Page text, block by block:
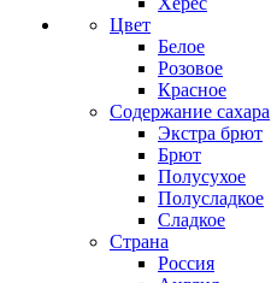
Цвет
Белое
Розовое
Красное
Содержание сахара
Экстра брют
Брют
Полусухое
Полусладкое
Сладкое
Страна
Россия